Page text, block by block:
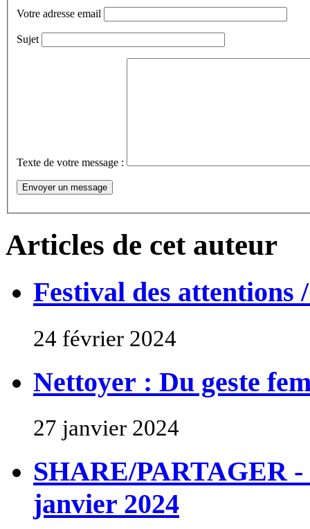
Votre adresse email
Sujet
Texte de votre message :
Articles de cet auteur
Festival des attentions
24 février 2024
Nettoyer : Du geste
27 janvier 2024
SHARE/PARTAGER
janvier 2024